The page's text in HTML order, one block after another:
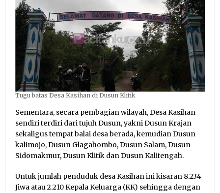
Tugu batas Desa Kasihan di Dusun Klitik
Sementara, secara pembagian wilayah, Desa Kasihan
sendiri terdiri dari tujuh Dusun, yakni Dusun Krajan
sekaligus tempat balai desa berada, kemudian Dusun
kalimojo, Dusun Glagahombo, Dusun Salam, Dusun
Sidomakmur, Dusun Klitik dan Dusun Kalitengah.
Untuk jumlah penduduk desa Kasihan ini kisaran 8.234
Jiwa atau 2.210 Kepala Keluarga (KK) sehingga dengan